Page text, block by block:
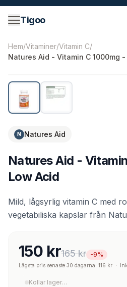
Hoppa till innehåll
Tigoo
©2026Nutri Nordic AB.
Hem/Vitaminer/Vitamin C/
Natures Aid - Vitamin C 1000mg
N Natures Aid
Natures Aid -
Low Acid
Mild, lågsyrlig vitamin C med
vegetabiliska kapslar från
150 kr165 kr -9%
Lägsta pris senaste 30 dagarna: 116 kr ·
Kollar lager…